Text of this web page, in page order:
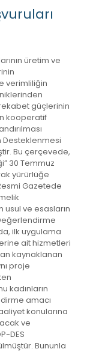
üretim ve
verimliliğin
güçlerinin
kooperatif
Bu çerçevede,
30 Temmuz
yürürlüğe
Gazetede
usul ve esasların
ilk uygulama
ait hizmetleri
kaynaklanan
proje
kadınların
amacı
konularına
ve
DES
Bununla